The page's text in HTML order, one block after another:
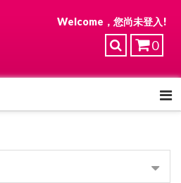
0
Welcome，您尚未登入!